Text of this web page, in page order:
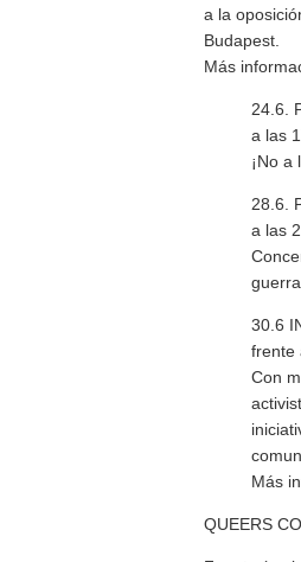
a la
Budapest.
Más
24.6.
a las
¡No a
28.6.
a las
30.6
frente
Con
Más
QUEERS